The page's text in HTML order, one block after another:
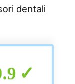
dentali